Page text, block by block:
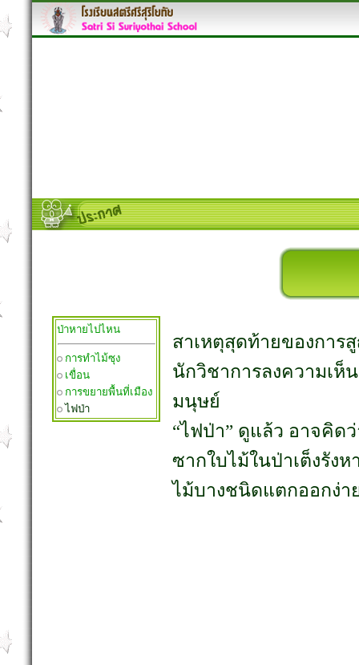
ป่าหายไปไหน
การทำไม้ซุง
เขื่อน
การขยายพื้นที่เมือง
ไฟป่า
สาเหตุสุดท้ายของการ
นักวิชาการลงความเห็
มนุษย์
“ไฟป่า” ดูแล้ว อาจคิด
ซากใบไม้ในป่าเต็งรัง
ไม้บางชนิดแตกออกง่า